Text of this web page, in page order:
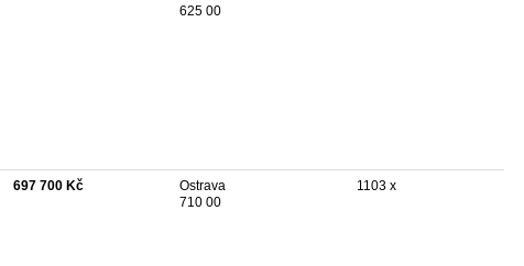
625 00
697 700 Kč
Ostrava
710 00
1103 x